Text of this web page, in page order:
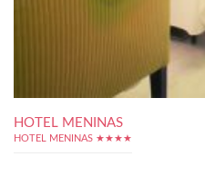
HOTEL MENINAS
HOTEL MENINAS ★★★★